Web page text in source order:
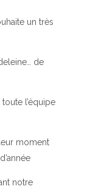
un très
de
l’équipe
moment
notre